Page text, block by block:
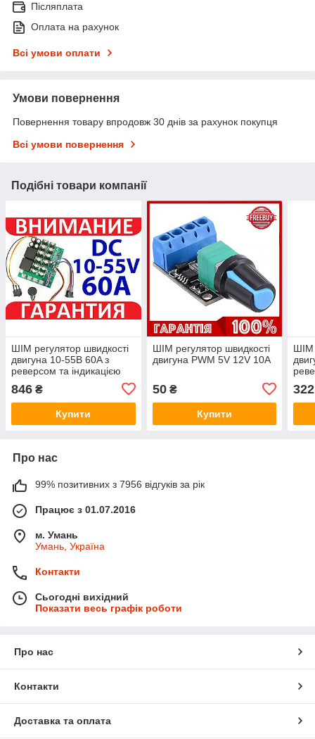
Післяплата
Оплата на рахунок
Всі умови оплати
Умови повернення
Повернення товару впродовж 30 днів за рахунок покупця
Всі умови повернення
Подібні товари компанії
ШІМ регулятор швидкості
двигуна 10-55В 60A з
реверсом та індикацією
846 ₴
Купити
ШІМ регулятор швидкості
двигуна PWM 5V 12V 10A
50₴
Купити
ШІМ
322
Про нас
99% позитивних з 7956 відгуків за рік
Працює з 01.07.2016
м. Умань
Умань, Україна
Контакти
Сьогодні вихідний
Показати весь графік роботи
Про нас
Контакти
Доставка та оплата